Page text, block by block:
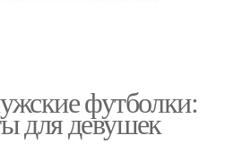
футболки:
для девушек